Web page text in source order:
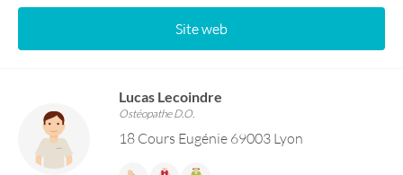
Site web
Lucas Lecoindre
Ostéopathe D.O.
18 Cours Eugénie 69003 Lyon